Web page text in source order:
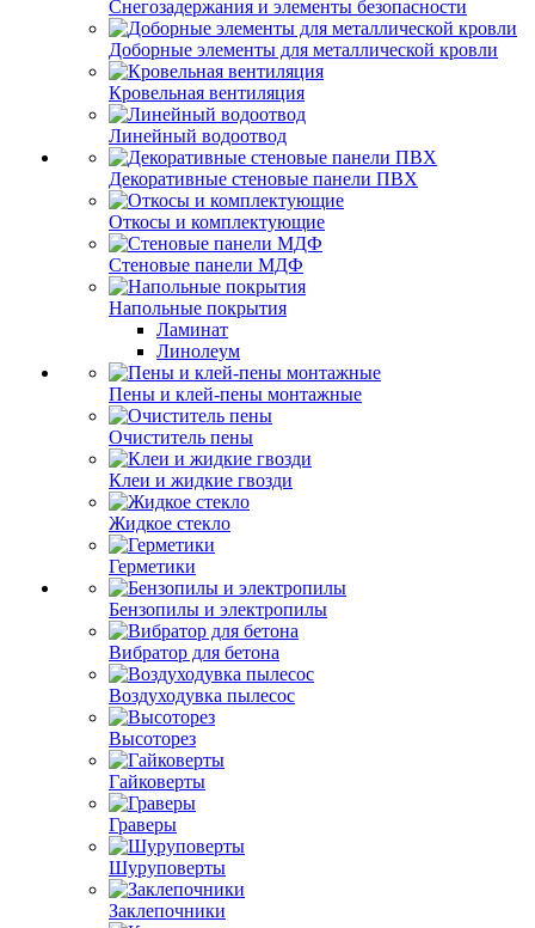
Снегозадержания и элементы безопасности
Доборные элементы для металлической кровли
Кровельная вентиляция
Линейный водоотвод
Декоративные стеновые панели ПВХ
Откосы и комплектующие
Стеновые панели МДФ
Напольные покрытия
Ламинат
Линолеум
Пены и клей-пены монтажные
Очиститель пены
Клеи и жидкие гвозди
Жидкое стекло
Герметики
Бензопилы и электропилы
Вибратор для бетона
Воздуходувка пылесос
Высоторез
Гайковерты
Граверы
Шуруповерты
Заклепочники